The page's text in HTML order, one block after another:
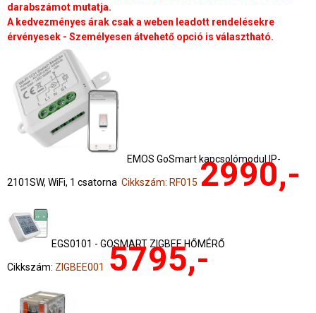
darabszámot mutatja.
A kedvezményes árak csak a weben leadott rendelésekre
érvényesek - Személyesen átvehető opció is választható.
EMOS GoSmart kapcsolómodul IP-
2101SW, WiFi, 1 csatorna Cikkszám: RF015 2990,-
EGS0101 - GOSMART ZIGBEE HŐMÉRŐ
Cikkszám: ZIGBEE001 5795,-